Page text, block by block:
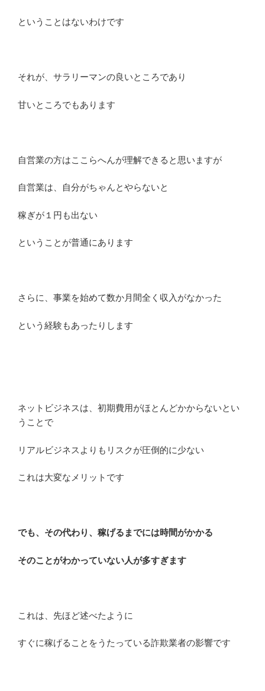
ということはないわけです
それが、サラリーマンの良いところであり
甘いところでもあります
自営業の方はここらへんが理解できると思いますが
自営業は、自分がちゃんとやらないと
稼ぎが１円も出ない
ということが普通にあります
さらに、事業を始めて数か月間全く収入がなかった
という経験もあったりします
ネットビジネスは、初期費用がほとんどかからないとい
うことで
リアルビジネスよりもリスクが圧倒的に少ない
これは大変なメリットです
でも、その代わり、稼げるまでには時間がかかる
そのことがわかっていない人が多すぎます
これは、先ほど述べたように
すぐに稼げることをうたっている詐欺業者の影響です